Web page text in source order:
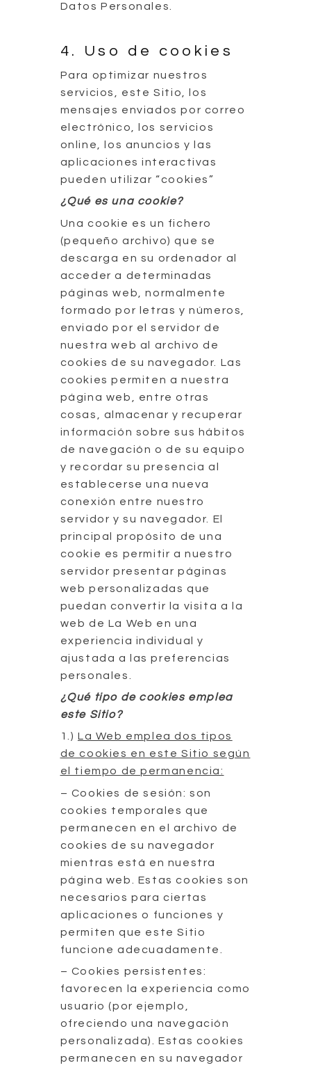
Datos Personales.
4. Uso de cookies
Para optimizar nuestros
servicios, este Sitio, los
mensajes enviados por correo
electrónico, los servicios
online, los anuncios y las
aplicaciones interactivas
pueden utilizar “cookies”
¿Qué es una cookie?
Una cookie es un fichero
(pequeño archivo) que se
descarga en su ordenador al
acceder a determinadas
páginas web, normalmente
formado por letras y números,
enviado por el servidor de
nuestra web al archivo de
cookies de su navegador. Las
cookies permiten a nuestra
página web, entre otras
cosas, almacenar y recuperar
información sobre sus hábitos
de navegación o de su equipo
y recordar su presencia al
establecerse una nueva
conexión entre nuestro
servidor y su navegador. El
principal propósito de una
cookie es permitir a nuestro
servidor presentar páginas
web personalizadas que
puedan convertir la visita a la
web de La Web en una
experiencia individual y
ajustada a las preferencias
personales.
¿Qué tipo de cookies emplea
este Sitio?
1.) La Web emplea dos tipos
de cookies en este Sitio según
el tiempo de permanencia:
– Cookies de sesión: son
cookies temporales que
permanecen en el archivo de
cookies de su navegador
mientras está en nuestra
página web. Estas cookies son
necesarios para ciertas
aplicaciones o funciones y
permiten que este Sitio
funcione adecuadamente.
– Cookies persistentes:
favorecen la experiencia como
usuario (por ejemplo,
ofreciendo una navegación
personalizada). Estas cookies
permanecen en su navegador